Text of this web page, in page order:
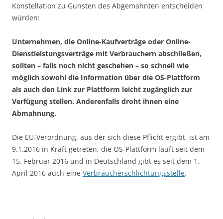
Konstellation zu Gunsten des Abgemahnten entscheiden
würden:
Unternehmen, die Online-Kaufverträge oder Online-
Dienstleistungsverträge mit Verbrauchern abschließen,
sollten – falls noch nicht geschehen – so schnell wie
möglich sowohl die Information über die OS-Plattform
als auch den Link zur Plattform leicht zugänglich zur
Verfügung stellen. Anderenfalls droht ihnen eine
Abmahnung.
Die EU-Verordnung, aus der sich diese Pflicht ergibt, ist am
9.1.2016 in Kraft getreten, die OS-Plattform läuft seit dem
15. Februar 2016 und in Deutschland gibt es seit dem 1.
April 2016 auch eine Verbraucherschlichtungsstelle.